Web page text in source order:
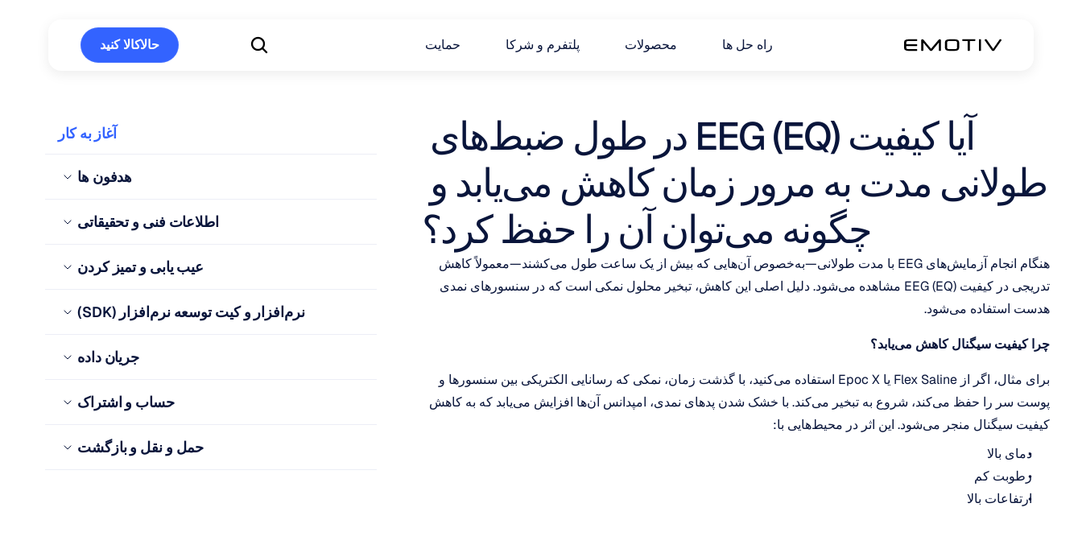
راه حل ها محصولات پلتفرم و شرکا حمایت
حالاکالا کنید
آغاز به کار
هدفون ها
اطلاعات فنی و تحقیقاتی
عیب یابی و تمیز کردن
نرم‌افزار و کیت توسعه نرم‌افزار (SDK)
جریان داده
حساب و اشتراک
حمل و نقل و بازگشت
چگونه می‌توان آن را حفظ کرد؟
هدست استفاده می‌شود.
چرا کیفیت سیگنال کاهش می‌یابد؟
کیفیت سیگنال منجر می‌شود. این اثر در محیط‌هایی با:
دمای بالا
رطوبت کم
ارتفاعات بالا